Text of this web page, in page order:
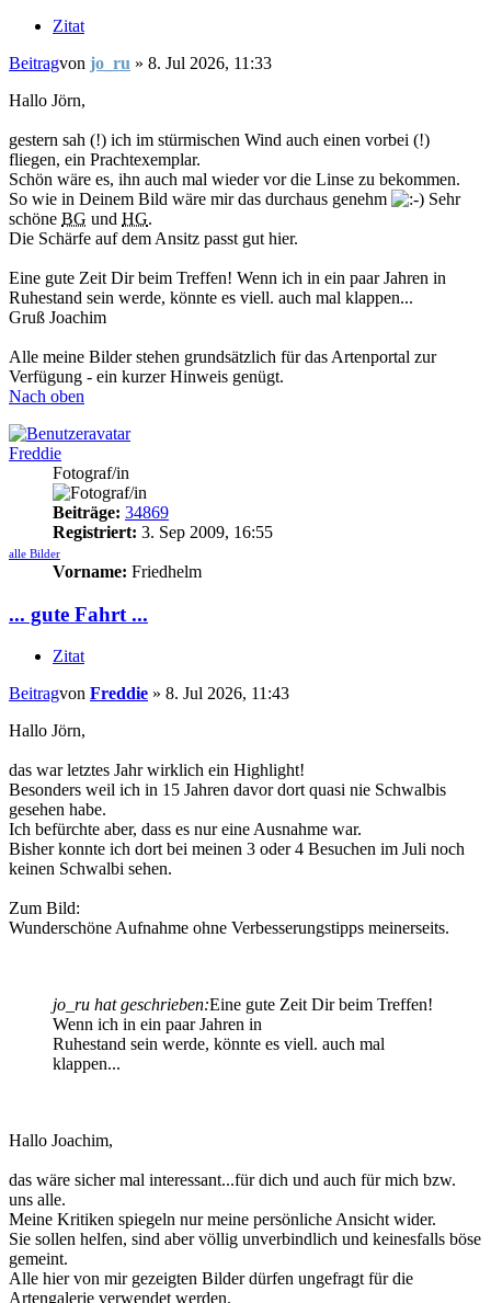
Zitat
Beitragvon jo_ru » 8. Jul 2026, 11:33
Hallo Jörn,
gestern sah (!) ich im stürmischen Wind auch einen vorbei (!)
fliegen, ein Prachtexemplar.
Schön wäre es, ihn auch mal wieder vor die Linse zu bekommen.
So wie in Deinem Bild wäre mir das durchaus genehm
Sehr
schöne BG und HG.
Die Schärfe auf dem Ansitz passt gut hier.
Eine gute Zeit Dir beim Treffen! Wenn ich in ein paar Jahren in
Ruhestand sein werde, könnte es viell. auch mal klappen...
Gruß Joachim
Alle meine Bilder stehen grundsätzlich für das Artenportal zur
Verfügung - ein kurzer Hinweis genügt.
Nach oben
Freddie
Fotograf/in
Beiträge: 34869
Registriert: 3. Sep 2009, 16:55
alle Bilder
Vorname: Friedhelm
... gute Fahrt ...
Zitat
Beitragvon Freddie » 8. Jul 2026, 11:43
Hallo Jörn,
das war letztes Jahr wirklich ein Highlight!
Besonders weil ich in 15 Jahren davor dort quasi nie Schwalbis
gesehen habe.
Ich befürchte aber, dass es nur eine Ausnahme war.
Bisher konnte ich dort bei meinen 3 oder 4 Besuchen im Juli noch
keinen Schwalbi sehen.
Zum Bild:
Wunderschöne Aufnahme ohne Verbesserungstipps meinerseits.
jo_ru hat geschrieben:Eine gute Zeit Dir beim Treffen!
Wenn ich in ein paar Jahren in
Ruhestand sein werde, könnte es viell. auch mal
klappen...
Hallo Joachim,
das wäre sicher mal interessant...für dich und auch für mich bzw.
uns alle.
Meine Kritiken spiegeln nur meine persönliche Ansicht wider.
Sie sollen helfen, sind aber völlig unverbindlich und keinesfalls böse
gemeint.
Alle hier von mir gezeigten Bilder dürfen ungefragt für die
Artengalerie verwendet werden.